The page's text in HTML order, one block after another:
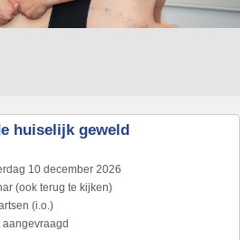
huiselijk geweld
10 december 2026
(ook terug te kijken)
(i.o.)
aangevraagd